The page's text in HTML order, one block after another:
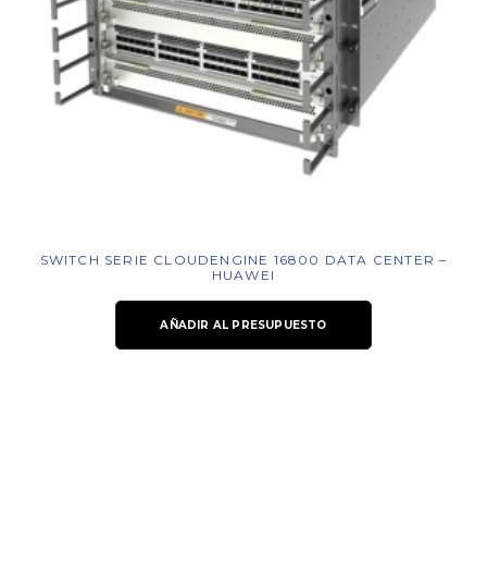
SWITCH SERIE CLOUDENGINE 16800 DATA CENTER –
HUAWEI
AÑADIR AL PRESUPUESTO